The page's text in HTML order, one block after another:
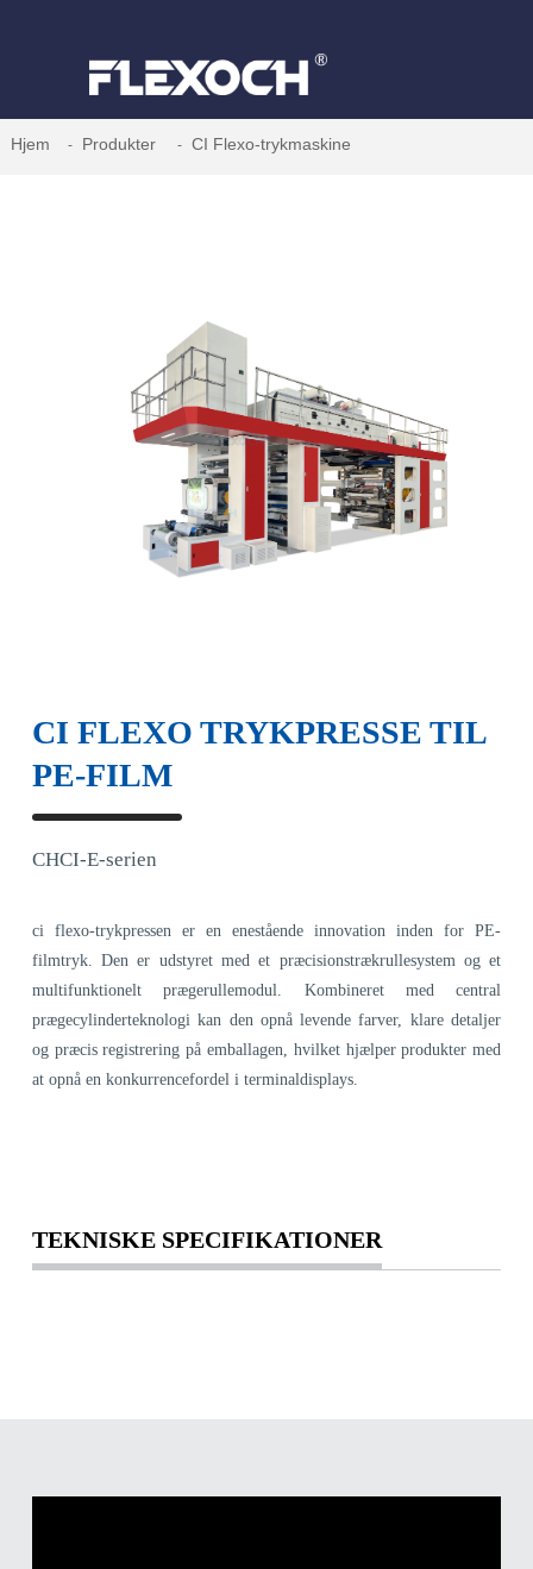
Hjem Produkter CI Flexo-trykmaskine
CI FLEXO TRYKPRESSE TIL
PE-FILM
CHCI-E-serien
ci flexo-trykpressen er en enestående innovation inden for PE-
filmtryk. Den er udstyret med et præcisionstrækrullesystem og et
multifunktionelt prægerullemodul. Kombineret med central
prægecylinderteknologi kan den opnå levende farver, klare detaljer
og præcis registrering på emballagen, hvilket hjælper produkter med
at opnå en konkurrencefordel i terminaldisplays.
TEKNISKE SPECIFIKATIONER